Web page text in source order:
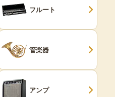
フルート
管楽器
アンプ